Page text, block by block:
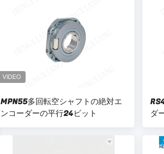
MPN55多回転空シャフトの絶対エ
ンコーダーの平行24ビット
ダ